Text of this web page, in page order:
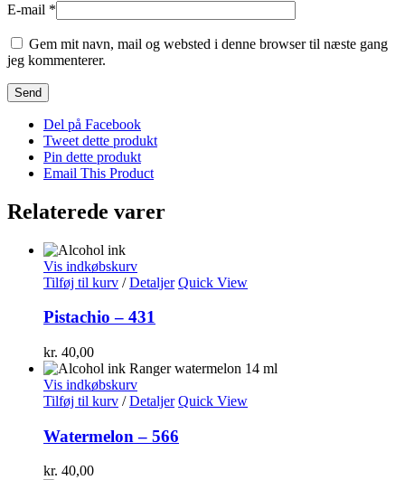
E-mail *
Gem mit navn, mail og websted i denne browser til næste gang
jeg kommenterer.
Del på Facebook
Tweet dette produkt
Pin dette produkt
Email This Product
Relaterede varer
Vis indkøbskurv
Tilføj til kurv / Detaljer Quick View
Pistachio – 431
kr. 40,00
Vis indkøbskurv
Tilføj til kurv / Detaljer Quick View
Watermelon – 566
kr. 40,00